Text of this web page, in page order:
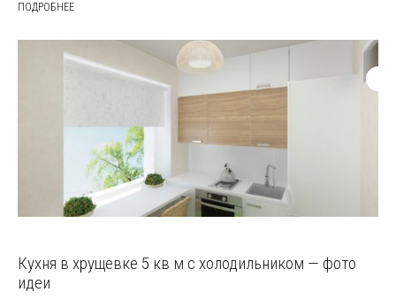
ПОДРОБНЕЕ
Кухня в хрущевке 5 кв м с холодильником — фото
идеи